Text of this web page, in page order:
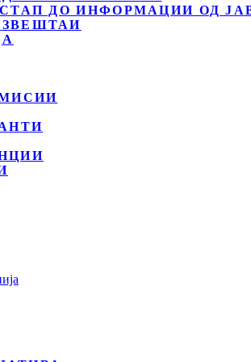
ДО ИНФОРМАЦИИ ОД